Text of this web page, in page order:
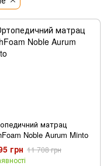
матрац
Noble Aurum Minto
грн 11 708 грн